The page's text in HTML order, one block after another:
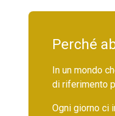
Perché
In un mondo
di riferimento
Ogni giorno ci